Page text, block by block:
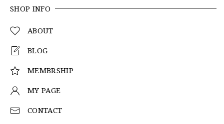
SHOP INFO
ABOUT
BLOG
MEMBRSHIP
MY PAGE
CONTACT